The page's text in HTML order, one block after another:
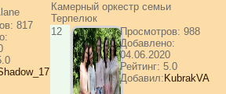
817
Камерный оркестр семьи
Терпелюк
12
Просмотров: 988
Добавлено:
04.06.2020
Рейтинг: 5.0
Добавил: KubrakVA